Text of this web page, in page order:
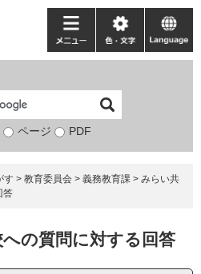
検
象
ページ PDF
メ
ニ
ー
色・
文
language
す > 教育委員会 > 義務教育課 > みらい共
答
の質問に対する回答